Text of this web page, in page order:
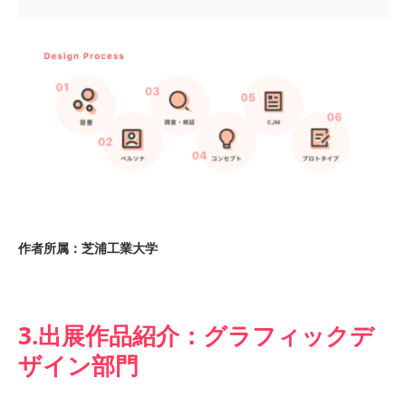
作者所属：芝浦工業大学
3.出展作品紹介：グラフィックデ
ザイン部門